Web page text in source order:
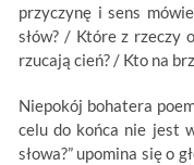
przyczynę i sens
słów? / Które z rzeczy
rzucają cień? / Kto na
Niepokój bohatera
celu do końca nie jest
słowa?” upomina się o